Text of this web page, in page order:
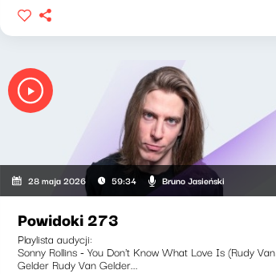
28 maja 2026 59:34 Bruno Jasieński
Powidoki 273
Playlista audycji:
Sonny Rollins - You Don't Know What Love Is (Rudy Van
Gelder Rudy Van Gelder...